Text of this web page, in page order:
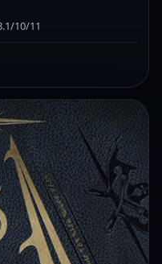
10/11